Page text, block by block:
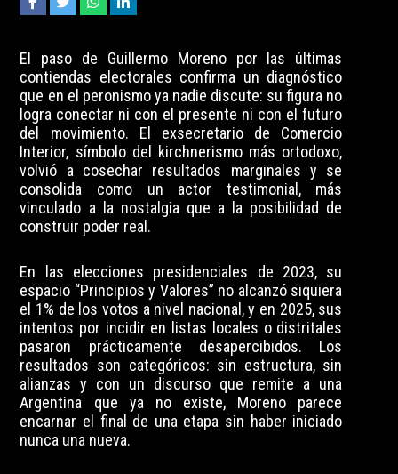
El paso de Guillermo Moreno por las últimas
contiendas electorales confirma un diagnóstico
que en el peronismo ya nadie discute: su figura no
logra conectar ni con el presente ni con el futuro
del movimiento. El exsecretario de Comercio
Interior, símbolo del kirchnerismo más ortodoxo,
volvió a cosechar resultados marginales y se
consolida como un actor testimonial, más
vinculado a la nostalgia que a la posibilidad de
construir poder real.
En las elecciones presidenciales de 2023, su
espacio “Principios y Valores” no alcanzó siquiera
el 1% de los votos a nivel nacional, y en 2025, sus
intentos por incidir en listas locales o distritales
pasaron prácticamente desapercibidos. Los
resultados son categóricos: sin estructura, sin
alianzas y con un discurso que remite a una
Argentina que ya no existe, Moreno parece
encarnar el final de una etapa sin haber iniciado
nunca una nueva.